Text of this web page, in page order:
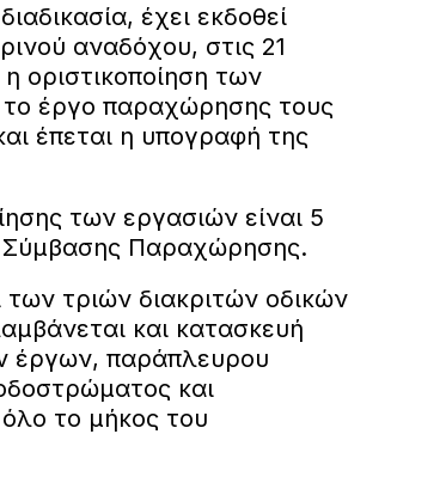
έχει εκδοθεί
αναδόχου, στις 21
οριστικοποίηση των
έργο παραχώρησης τους
έπεται η υπογραφή της
των εργασιών είναι 5
Παραχώρησης.
των τριών διακριτών οδικών
και κατασκευή
έργων, παράπλευρου
και
το μήκος του